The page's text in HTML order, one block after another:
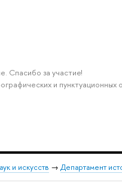
Спасибо за участие!
и пунктуационных
и искусств → Департамент